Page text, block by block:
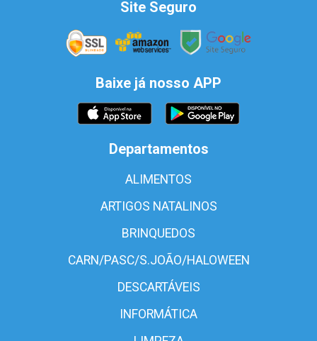
Site Seguro
Baixe já nosso APP
Departamentos
ALIMENTOS
ARTIGOS NATALINOS
BRINQUEDOS
CARN/PASC/S.JOÃO/HALOWEEN
DESCARTÁVEIS
INFORMÁTICA